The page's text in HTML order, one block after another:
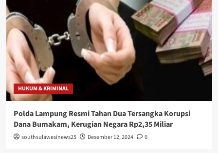
HUKUM & KRIMINAL
Polda Lampung Resmi Tahan Dua Tersangka Korupsi
Dana Bumakam, Kerugian Negara Rp2,35 Miliar
southsulawesinews25 Desember 12, 2024 0